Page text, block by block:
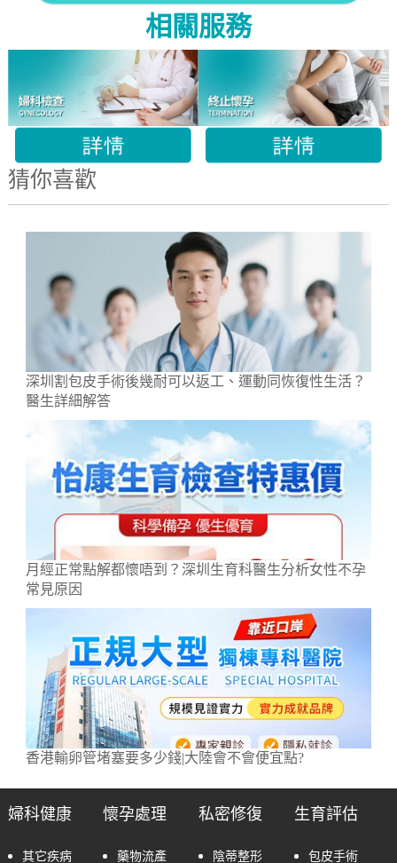
相關服務
猜你喜歡
深圳割包皮手術後幾耐可以返工、運動同恢復性生活？
醫生詳細解答
月經正常點解都懷唔到？深圳生育科醫生分析女性不孕
常見原因
香港輸卵管堵塞要多少錢|大陸會不會便宜點?
婦科健康
其它疾病
懷孕處理
藥物流產
私密修復
陰蒂整形
生育評估
包皮手術